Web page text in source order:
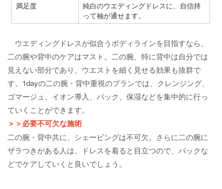
満足度
純白のウエディングドレスに、自信持
って袖が通せます。
ウエディングドレスが似合うボディラインを目指すなら、
二の腕や背中のケアはマスト。二の腕、特に背中は自分では
見えない部分であり、ウエストを細く見せる効果も抜群で
す。1dayの二の腕・背中重視のプランでは、クレンジング、
ゴマージュ、イオン導入、パック、保湿などを集中的に行っ
ていくことができます。
＞＞必要不可欠な施術
二の腕・背中共に、シェービングは不可欠。さらに二の腕に
ザラつきがある人は、ドレスを着ると目立つので、パックな
どでケアしていくと良いでしょう。